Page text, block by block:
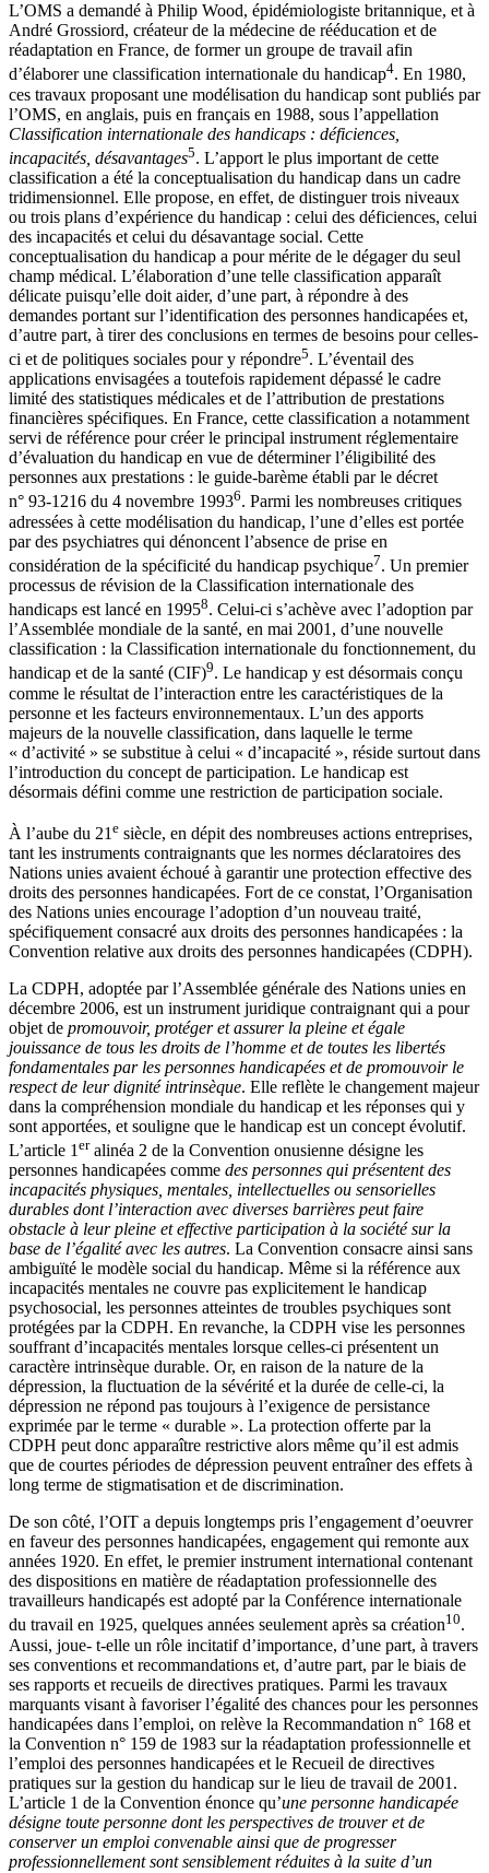
L’OMS a demandé à Philip Wood, épidémiologiste britannique, et à
André Grossiord, créateur de la médecine de rééducation et de
réadaptation en France, de former un groupe de travail afin
d’élaborer une classification internationale du handicap4. En 1980,
ces travaux proposant une modélisation du handicap sont publiés par
l’OMS, en anglais, puis en français en 1988, sous l’appellation
Classification internationale des handicaps : déficiences,
incapacités, désavantages5. L’apport le plus important de cette
classification a été la conceptualisation du handicap dans un cadre
tridimensionnel. Elle propose, en effet, de distinguer trois niveaux
ou trois plans d’expérience du handicap : celui des déficiences, celui
des incapacités et celui du désavantage social. Cette
conceptualisation du handicap a pour mérite de le dégager du seul
champ médical. L’élaboration d’une telle classification apparaît
délicate puisqu’elle doit aider, d’une part, à répondre à des
demandes portant sur l’identification des personnes handicapées et,
d’autre part, à tirer des conclusions en termes de besoins pour celles-
ci et de politiques sociales pour y répondre5. L’éventail des
applications envisagées a toutefois rapidement dépassé le cadre
limité des statistiques médicales et de l’attribution de prestations
financières spécifiques. En France, cette classification a notamment
servi de référence pour créer le principal instrument réglementaire
d’évaluation du handicap en vue de déterminer l’éligibilité des
personnes aux prestations : le guide-barème établi par le décret
n° 93-1216 du 4 novembre 19936. Parmi les nombreuses critiques
adressées à cette modélisation du handicap, l’une d’elles est portée
par des psychiatres qui dénoncent l’absence de prise en
considération de la spécificité du handicap psychique7. Un premier
processus de révision de la Classification internationale des
handicaps est lancé en 19958. Celui-ci s’achève avec l’adoption par
l’Assemblée mondiale de la santé, en mai 2001, d’une nouvelle
classification : la Classification internationale du fonctionnement, du
handicap et de la santé (CIF)9. Le handicap y est désormais conçu
comme le résultat de l’interaction entre les caractéristiques de la
personne et les facteurs environnementaux. L’un des apports
majeurs de la nouvelle classification, dans laquelle le terme
« d’activité » se substitue à celui « d’incapacité », réside surtout dans
l’introduction du concept de participation. Le handicap est
désormais défini comme une restriction de participation sociale.
À l’aube du 21 e siècle, en dépit des nombreuses actions entreprises,
tant les instruments contraignants que les normes déclaratoires des
Nations unies avaient échoué à garantir une protection effective des
droits des personnes handicapées. Fort de ce constat, l’Organisation
des Nations unies encourage l’adoption d’un nouveau traité,
spécifiquement consacré aux droits des personnes handicapées : la
Convention relative aux droits des personnes handicapées (CDPH).
La CDPH, adoptée par l’Assemblée générale des Nations unies en
décembre 2006, est un instrument juridique contraignant qui a pour
objet de promouvoir, protéger et assurer la pleine et égale
jouissance de tous les droits de l’homme et de toutes les libertés
fondamentales par les personnes handicapées et de promouvoir le
respect de leur dignité intrinsèque. Elle reflète le changement majeur
dans la compréhension mondiale du handicap et les réponses qui y
sont apportées, et souligne que le handicap est un concept évolutif.
L’article 1 eralinéa 2 de la Convention onusienne désigne les
personnes handicapées comme des personnes qui présentent des
incapacités physiques, mentales, intellectuelles ou sensorielles
durables dont l’interaction avec diverses barrières peut faire
obstacle à leur pleine et effective participation à la société sur la
base de l’égalité avec les autres. La Convention consacre ainsi sans
ambiguïté le modèle social du handicap. Même si la référence aux
incapacités mentales ne couvre pas explicitement le handicap
psychosocial, les personnes atteintes de troubles psychiques sont
protégées par la CDPH. En revanche, la CDPH vise les personnes
souffrant d’incapacités mentales lorsque celles-ci présentent un
caractère intrinsèque durable. Or, en raison de la nature de la
dépression, la fluctuation de la sévérité et la durée de celle-ci, la
dépression ne répond pas toujours à l’exigence de persistance
exprimée par le terme « durable ». La protection offerte par la
CDPH peut donc apparaître restrictive alors même qu’il est admis
que de courtes périodes de dépression peuvent entraîner des effets à
long terme de stigmatisation et de discrimination.
De son côté, l’OIT a depuis longtemps pris l’engagement d’oeuvrer
en faveur des personnes handicapées, engagement qui remonte aux
années 1920. En effet, le premier instrument international contenant
des dispositions en matière de réadaptation professionnelle des
travailleurs handicapés est adopté par la Conférence internationale
du travail en 1925, quelques années seulement après sa création10.
Aussi, joue- t-elle un rôle incitatif d’importance, d’une part, à travers
ses conventions et recommandations et, d’autre part, par le biais de
ses rapports et recueils de directives pratiques. Parmi les travaux
marquants visant à favoriser l’égalité des chances pour les personnes
handicapées dans l’emploi, on relève la Recommandation n° 168 et
la Convention n° 159 de 1983 sur la réadaptation professionnelle et
l’emploi des personnes handicapées et le Recueil de directives
pratiques sur la gestion du handicap sur le lieu de travail de 2001.
L’article 1 de la Convention énonce qu’une personne handicapée
désigne toute personne dont les perspectives de trouver et de
conserver un emploi convenable ainsi que de progresser
professionnellement sont sensiblement réduites à la suite d’un